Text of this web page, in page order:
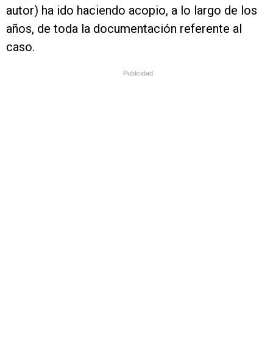
autor) ha ido haciendo acopio, a lo largo de los
años, de toda la documentación referente al
caso.
Publicidad